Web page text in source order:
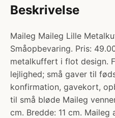
Beskrivelse
Maileg Maileg Lille
Småopbevaring. Pris:
metalkuffert i flot design.
lejlighed; små gaver til
konfirmation, gavekort,
til små bløde Maileg
cm. Bredde: 11 cm. Maileg